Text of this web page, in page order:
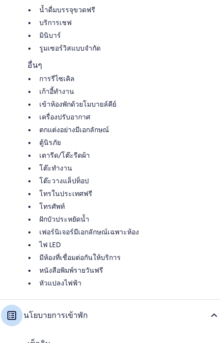
น้ำดื่มบรรจุขวดฟรี
บริการเชฟ
มินิบาร์
รูมเซอร์วิสแบบจำกัด
อื่นๆ
การรีไซเคิล
เก้าอี้ทำงาน
เข้าห้องพักด้วยโมบายล์คีย์
เครื่องปรับอากาศ
ตกแต่งอย่างมีเอกลักษณ์
ตู้นิรภัย
เตารีด/โต๊ะรีดผ้า
โต๊ะทำงาน
โต๊ะวางแล็ปท็อป
โทรในประเทศฟรี
โทรศัพท์
ฝักบัวประหยัดน้ำ
เฟอร์นิเจอร์มีเอกลักษณ์เฉพาะห้อง
ไฟ LED
มีห้องที่เชื่อมต่อกันให้บริการ
หนังสือพิมพ์รายวันฟรี
หัวแปลงไฟฟ้า
นโยบายการเข้าพัก